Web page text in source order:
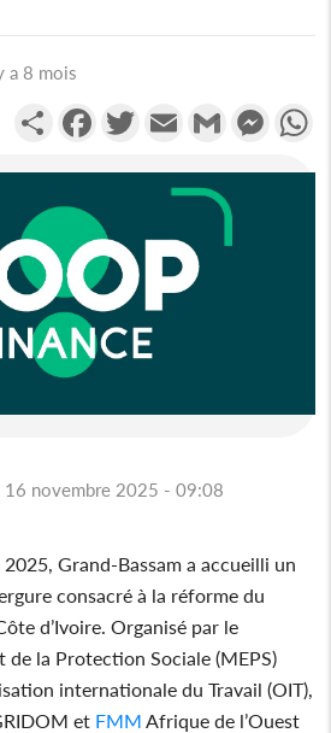
a 8 mois
PartagerFacebookTwitterEmail Gmail
16 novembre 2025 - 09:08
Grand-Bassam a accueilli un
consacré à la réforme du
d’Ivoire. Organisé par le
de la Protection Sociale (MEPS)
internationale du Travail (OIT),
et FMM Afrique de l’Ouest